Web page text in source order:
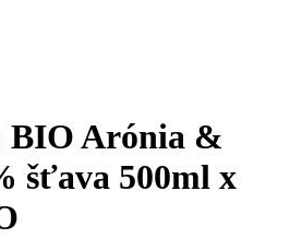
BIO Arónia &
šťava 500ml x